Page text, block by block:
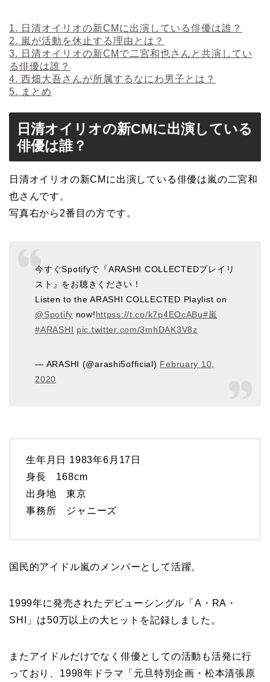
1. 日清オイリオの新CMに出演している俳優は誰？
2. 嵐が活動を休止する理由とは？
3. 日清オイリオの新CMで二宮和也さんと共演してい
る俳優は誰？
4. 西畑大吾さんが所属するなにわ男子とは？
5. まとめ
日清オイリオの新CMに出演している
俳優は誰？
日清オイリオの新CMに出演している俳優は嵐の二宮和
也さんです。
写真右から2番目の方です。
今すぐSpotifyで『ARASHI COLLECTEDプレイリ
スト』をお聴きください！
Listen to the ARASHI COLLECTED Playlist on
@Spotify now!httpss://t.co/k7p4EOcABu#嵐
#ARASHI pic.twitter.com/3mhDAK3V8z
— ARASHI (@arashi5official) February 10,
2020
生年月日 1983年6月17日
身長 168cm
出身地 東京
事務所 ジャニーズ
国民的アイドル嵐のメンバーとして活躍。
1999年に発売されたデビューシングル「A・RA・
SHI」は50万以上の大ヒットを記録しました。
またアイドルだけでなく俳優としての活動も活発に行
っており、1998年ドラマ「元旦特別企画・松本清張原